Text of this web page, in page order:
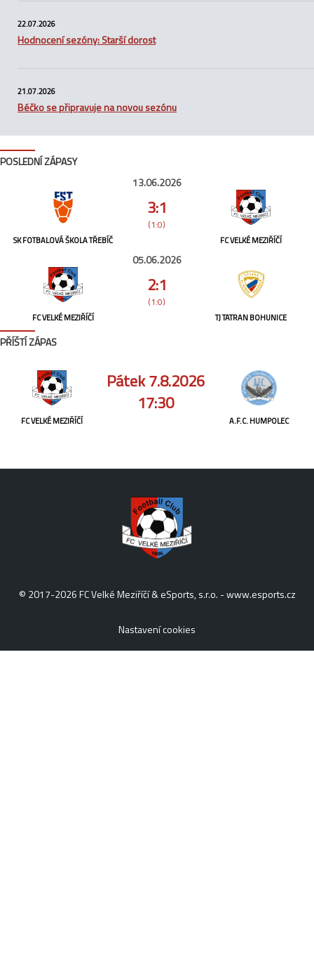
22.07.2026
Hodnocení sezóny: Starší dorost
21.07.2026
Béčko se připravuje na novou sezónu
POSLEDNÍ ZÁPASY
SK FOTBALOVÁ ŠKOLA TŘEBÍČ
13.06.2026
3:1
(1:0)
FC VELKÉ MEZIŘÍČÍ
FC VELKÉ MEZIŘÍČÍ
05.06.2026
2:1
(1:0)
TJ TATRAN BOHUNICE
PŘÍŠTÍ ZÁPAS
FC VELKÉ MEZIŘÍČÍ
Pátek 7.8.2026
17:30
A.F.C. HUMPOLEC
© 2017-2026 FC Velké Meziříčí & eSports, s.r.o. -www.esports.cz
Nastavení cookies